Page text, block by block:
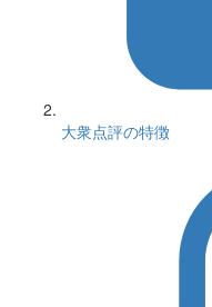
大衆点評の特徴